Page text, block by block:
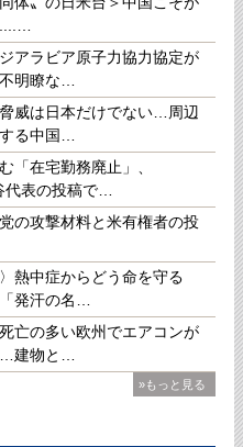
アラビア原子力協力協定が
明瞭な…
威は日本だけでない…周辺
る中国…
「在宅勤務廃止」、
表の投稿で…
の攻撃材料と米有権者の投
〉熱中症からどう命を守る
発汗の名…
亡の多い欧州でエアコンが
建物と…
»もっと見る